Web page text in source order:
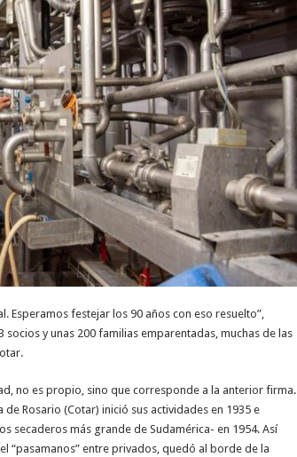
Esperamos festejar los 90 años con eso resuelto”,
y unas 200 familias emparentadas, muchas de las
no es propio, sino que corresponde a la anterior firma.
Rosario (Cotar) inició sus actividades en 1935 e
secaderos más grande de Sudamérica- en 1954. Así
“pasamanos” entre privados, quedó al borde de la